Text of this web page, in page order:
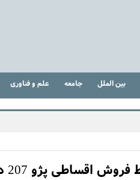
بین الملل جامعه علم و فناوری